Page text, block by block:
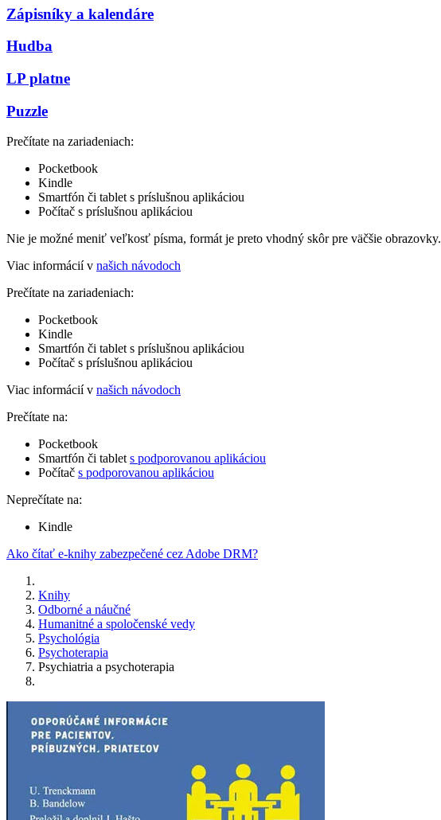
Zápisníky a kalendáre
Hudba
LP platne
Puzzle
Prečítate na zariadeniach:
Pocketbook
Kindle
Smartfón či tablet s príslušnou aplikáciou
Počítač s príslušnou aplikáciou
Nie je možné meniť veľkosť písma, formát je preto vhodný skôr pre väčšie obrazovky.
Viac informácií v našich návodoch
Prečítate na zariadeniach:
Pocketbook
Kindle
Smartfón či tablet s príslušnou aplikáciou
Počítač s príslušnou aplikáciou
Viac informácií v našich návodoch
Prečítate na:
Pocketbook
Smartfón či tablet s podporovanou aplikáciou
Počítač s podporovanou aplikáciou
Neprečítate na:
Kindle
Ako čítať e-knihy zabezpečené cez Adobe DRM?
Knihy
Odborné a náučné
Humanitné a spoločenské vedy
Psychológia
Psychoterapia
Psychiatria a psychoterapia